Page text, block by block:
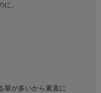
。
輩が多いから素直に